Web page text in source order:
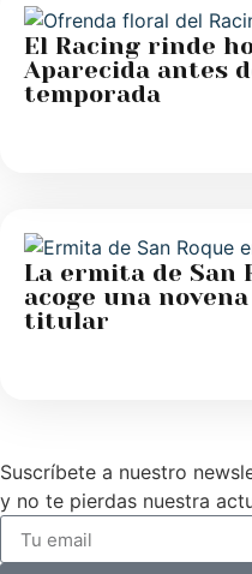
El Racing rinde
Aparecida antes
temporada
La ermita de San
acoge una
titular
Suscríbete a nuestro
y no te pierdas nuestra